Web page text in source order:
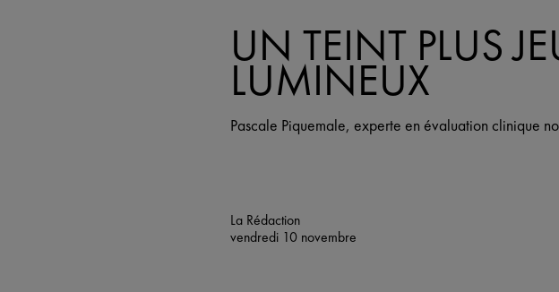
UN TEINT PLUS
LUMINEUX
Pascale Piquemale, experte en évaluation clinique
La Rédaction
vendredi 10 novembre